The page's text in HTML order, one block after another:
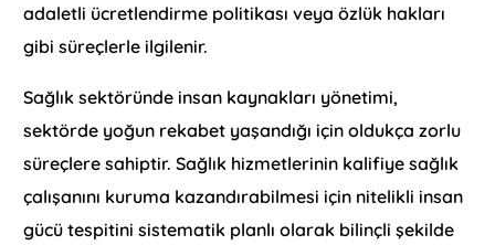
adaletli ücretlendirme politikası veya özlük hakları
gibi süreçlerle ilgilenir.
Sağlık sektöründe insan kaynakları yönetimi,
sektörde yoğun rekabet yaşandığı için oldukça zorlu
süreçlere sahiptir. Sağlık hizmetlerinin kalifiye sağlık
çalışanını kuruma kazandırabilmesi için nitelikli insan
gücü tespitini sistematik planlı olarak bilinçli şekilde